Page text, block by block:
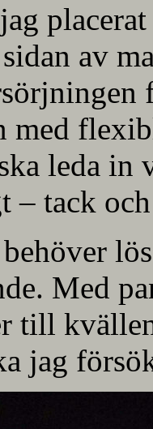
av
med
leda in
– tack
Med
till
jag